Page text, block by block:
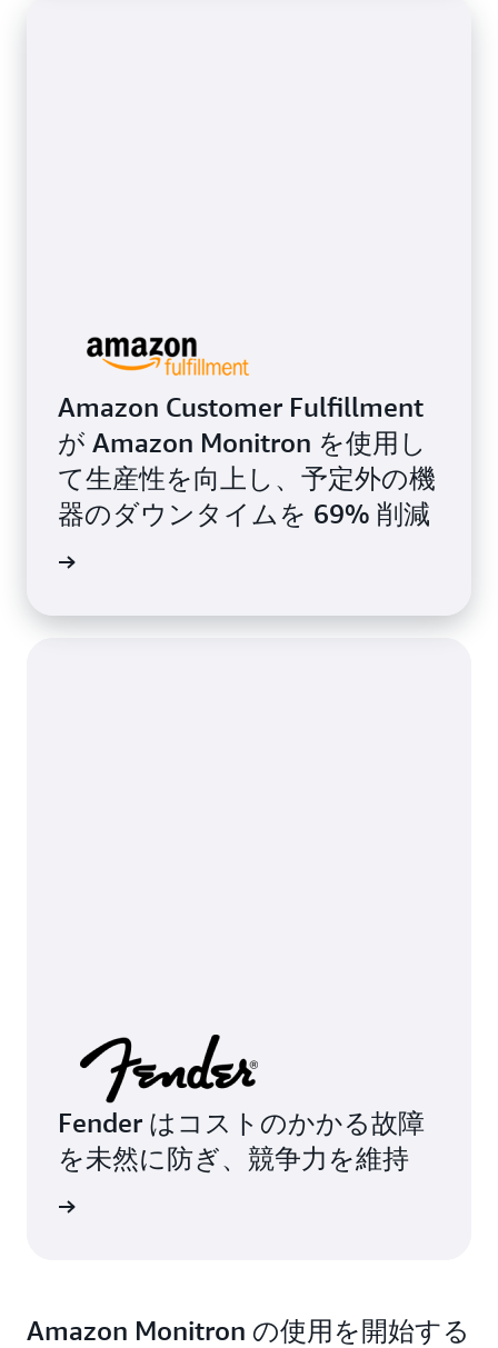
Amazon Customer Fulfillment
が Amazon Monitron を使用し
て生産性を向上し、予定外の機
器のダウンタイムを 69% 削減
Fender はコストのかかる故障
を未然に防ぎ、競争力を維持
Amazon Monitron の使用を開始する